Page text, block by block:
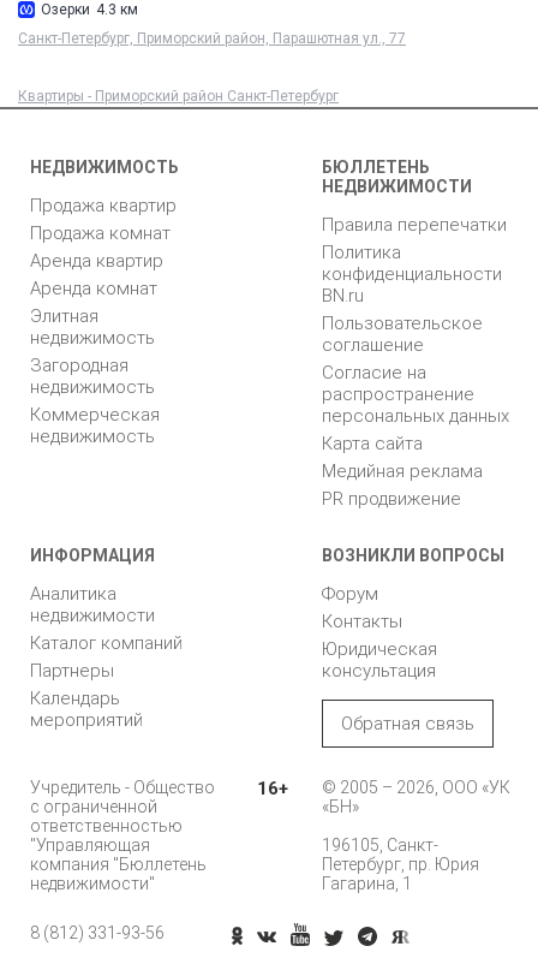
Озерки 4.3 км
Санкт-Петербург, Приморский район, Парашютная ул., 77
Квартиры - Приморский район Санкт-Петербург
НЕДВИЖИМОСТЬ
Продажа квартир
Продажа комнат
Аренда квартир
Аренда комнат
Элитная
недвижимость
Загородная
недвижимость
Коммерческая
недвижимость
БЮЛЛЕТЕНЬ
НЕДВИЖИМОСТИ
Правила перепечатки
Политика
конфиденциальности
BN.ru
Пользовательское
соглашение
Согласие на
распространение
персональных данных
Карта сайта
Медийная реклама
PR продвижение
ИНФОРМАЦИЯ
Аналитика
недвижимости
Каталог компаний
Партнеры
Календарь
мероприятий
ВОЗНИКЛИ ВОПРОСЫ
Форум
Контакты
Юридическая
консультация
Обратная связь
Учредитель - Общество
с ограниченной
ответственностью
"Управляющая
компания "Бюллетень
недвижимости"
16+
© 2005 – 2026, ООО «УК
«БН»
196105, Санкт-
Петербург, пр. Юрия
Гагарина, 1
8 (812) 331-93-56